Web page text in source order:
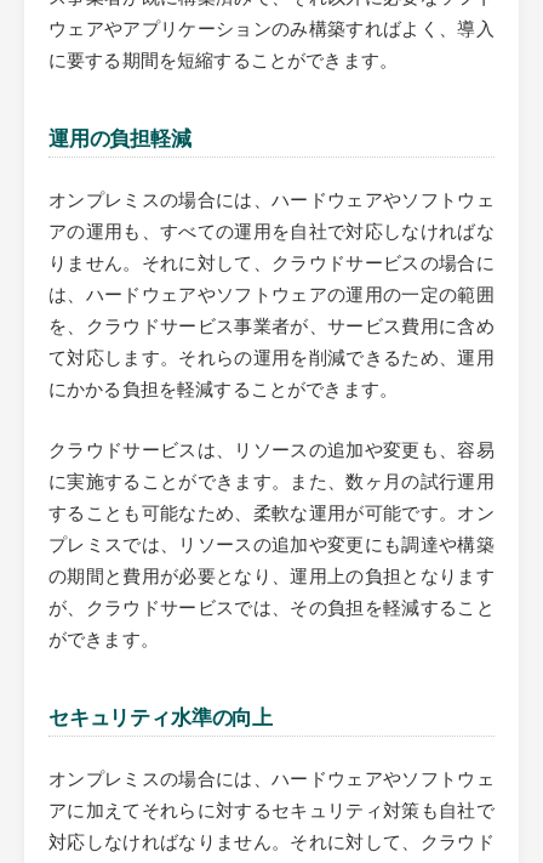
ウェアやアプリケーションのみ構築すればよく、導入
に要する期間を短縮することができます。
運用の負担軽減
オンプレミスの場合には、ハードウェアやソフトウェ
アの運用も、すべての運用を自社で対応しなければな
りません。それに対して、クラウドサービスの場合に
は、ハードウェアやソフトウェアの運用の一定の範囲
を、クラウドサービス事業者が、サービス費用に含め
て対応します。それらの運用を削減できるため、運用
にかかる負担を軽減することができます。
クラウドサービスは、リソースの追加や変更も、容易
に実施することができます。また、数ヶ月の試行運用
することも可能なため、柔軟な運用が可能です。オン
プレミスでは、リソースの追加や変更にも調達や構築
の期間と費用が必要となり、運用上の負担となります
が、クラウドサービスでは、その負担を軽減すること
ができます。
セキュリティ水準の向上
オンプレミスの場合には、ハードウェアやソフトウェ
アに加えてそれらに対するセキュリティ対策も自社で
対応しなければなりません。それに対して、クラウド